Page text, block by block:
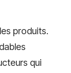
produits.
qui